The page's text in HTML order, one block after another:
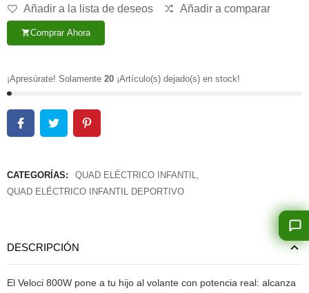
Añadir a la lista de deseos Añadir a comparar
shopping_cartComprar Ahora
¡Apresúrate! Solamente 20 ¡Artículo(s) dejado(s) en stock!
CATEGORÍAS: QUAD ELÉCTRICO INFANTIL
QUAD ELÉCTRICO INFANTIL DEPORTIVO
DESCRIPCIÓN
El Veloci 800W pone a tu hijo al volante con potencia real: alcanza